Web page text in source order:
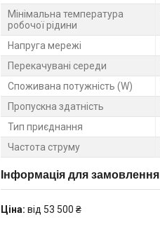
Мінімальна температура
робочої рідини
Напруга мережі
Перекачувані середи
Споживана потужність (W)
Пропускна здатність
Тип приєднання
Частота струму
Інформація для замовлення
Ціна: від 53 500 ₴